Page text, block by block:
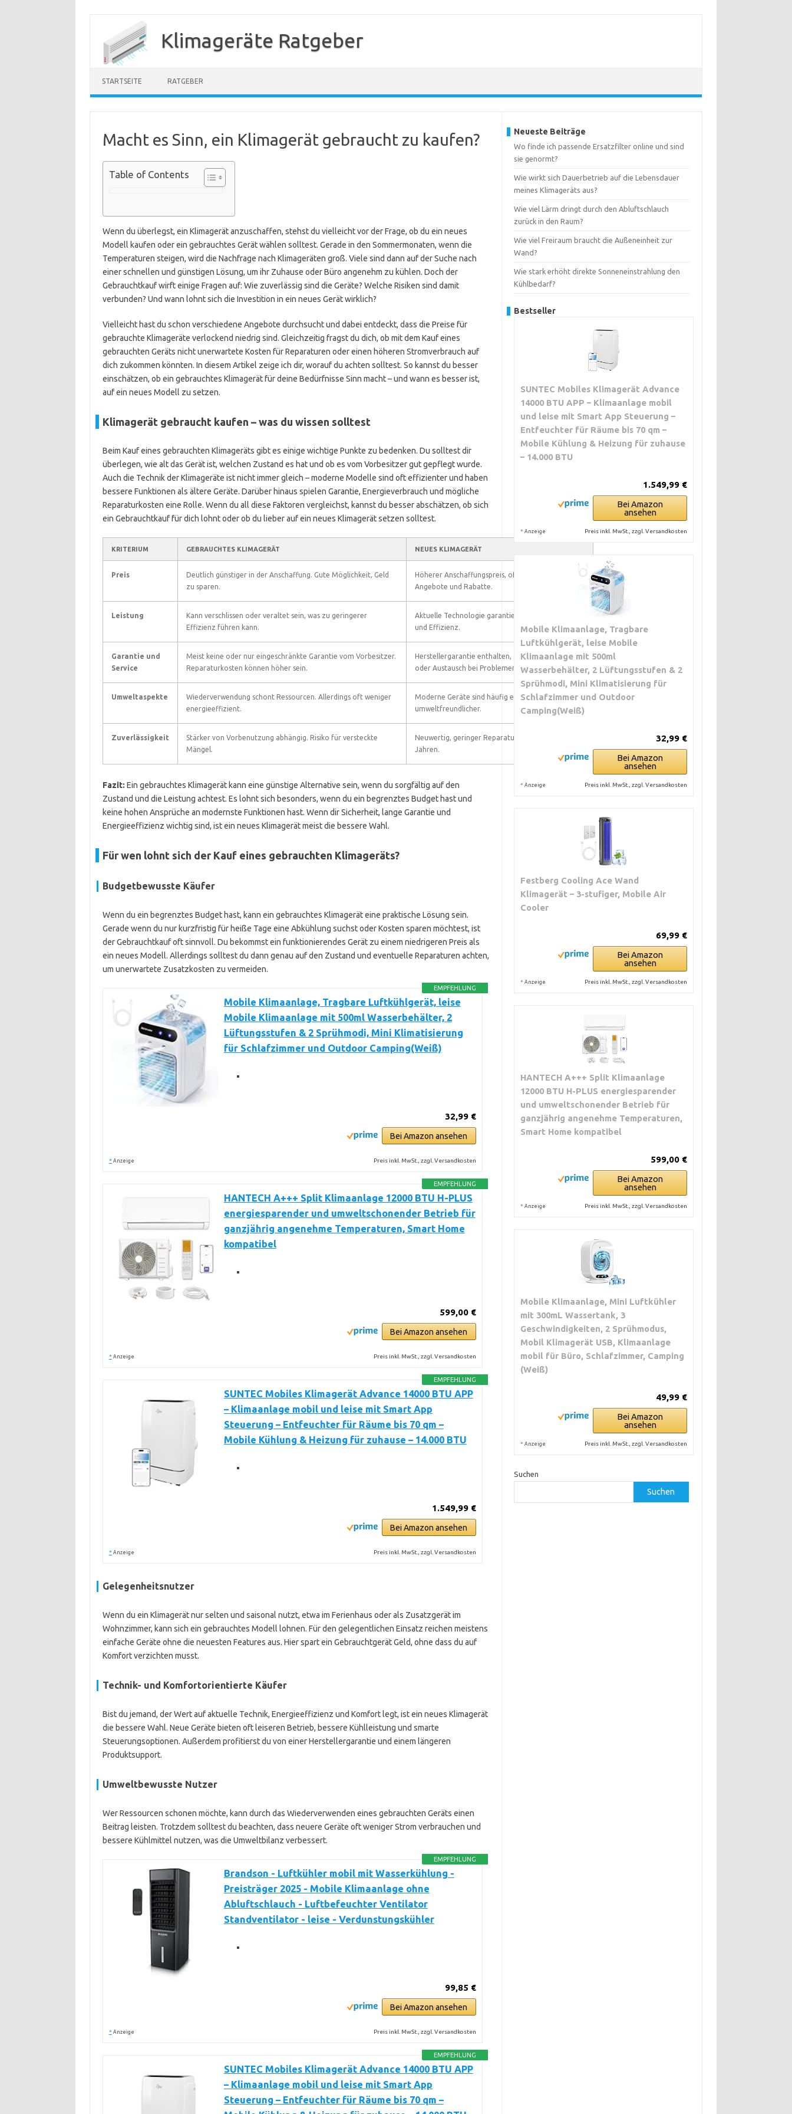
Klimageräte Ratgeber
STARTSEITE RATGEBER
Macht es Sinn, ein Klimagerät gebraucht zu kaufen?
Table of Contents
Wenn du überlegst, ein Klimagerät anzuschaffen, stehst du vielleicht vor der Frage, ob du ein neues
Modell kaufen oder ein gebrauchtes Gerät wählen solltest. Gerade in den Sommermonaten, wenn die
Temperaturen steigen, wird die Nachfrage nach Klimageräten groß. Viele sind dann auf der Suche nach
einer schnellen und günstigen Lösung, um ihr Zuhause oder Büro angenehm zu kühlen. Doch der
Gebrauchtkauf wirft einige Fragen auf: Wie zuverlässig sind die Geräte? Welche Risiken sind damit
verbunden? Und wann lohnt sich die Investition in ein neues Gerät wirklich?
Vielleicht hast du schon verschiedene Angebote durchsucht und dabei entdeckt, dass die Preise für
gebrauchte Klimageräte verlockend niedrig sind. Gleichzeitig fragst du dich, ob mit dem Kauf eines
gebrauchten Geräts nicht unerwartete Kosten für Reparaturen oder einen höheren Stromverbrauch auf
dich zukommen könnten. In diesem Artikel zeige ich dir, worauf du achten solltest. So kannst du besser
einschätzen, ob ein gebrauchtes Klimagerät für deine Bedürfnisse Sinn macht – und wann es besser ist,
auf ein neues Modell zu setzen.
Klimagerät gebraucht kaufen – was du wissen solltest
Beim Kauf eines gebrauchten Klimageräts gibt es einige wichtige Punkte zu bedenken. Du solltest dir
überlegen, wie alt das Gerät ist, welchen Zustand es hat und ob es vom Vorbesitzer gut gepflegt wurde.
Auch die Technik der Klimageräte ist nicht immer gleich – moderne Modelle sind oft effizienter und haben
bessere Funktionen als ältere Geräte. Darüber hinaus spielen Garantie, Energieverbrauch und mögliche
Reparaturkosten eine Rolle. Wenn du all diese Faktoren vergleichst, kannst du besser abschätzen, ob sich
ein Gebrauchtkauf für dich lohnt oder ob du lieber auf ein neues Klimagerät setzen solltest.
KRITERIUM GEBRAUCHTES KLIMAGERÄT NEUES KLIMAGERÄT
Preis
Deutlich günstiger in der Anschaffung. Gute Möglichkeit, Geld
zu sparen.
Höherer Anschaffungspreis, oft jedoch aktuelle
Angebote und Rabatte.
Leistung
Kann verschlissen oder veraltet sein, was zu geringerer
Effizienz führen kann.
Aktuelle Technologie garantiert optimale Leistung
und Effizienz.
Garantie und
Service
Meist keine oder nur eingeschränkte Garantie vom Vorbesitzer.
Reparaturkosten können höher sein.
Herstellergarantie enthalten, oft Vor-Ort-Service
oder Austausch bei Problemen.
Umweltaspekte
Wiederverwendung schont Ressourcen. Allerdings oft weniger
energieeffizient.
Moderne Geräte sind häufig energieeffizienter und
umweltfreundlicher.
Zuverlässigkeit
Stärker von Vorbenutzung abhängig. Risiko für versteckte
Mängel.
Neuwertig, geringer Reparaturbedarf in den ersten
Jahren.
Fazit: Ein gebrauchtes Klimagerät kann eine günstige Alternative sein, wenn du sorgfältig auf den
Zustand und die Leistung achtest. Es lohnt sich besonders, wenn du ein begrenztes Budget hast und
keine hohen Ansprüche an modernste Funktionen hast. Wenn dir Sicherheit, lange Garantie und
Energieeffizienz wichtig sind, ist ein neues Klimagerät meist die bessere Wahl.
Für wen lohnt sich der Kauf eines gebrauchten Klimageräts?
Budgetbewusste Käufer
Wenn du ein begrenztes Budget hast, kann ein gebrauchtes Klimagerät eine praktische Lösung sein.
Gerade wenn du nur kurzfristig für heiße Tage eine Abkühlung suchst oder Kosten sparen möchtest, ist
der Gebrauchtkauf oft sinnvoll. Du bekommst ein funktionierendes Gerät zu einem niedrigeren Preis als
ein neues Modell. Allerdings solltest du dann genau auf den Zustand und eventuelle Reparaturen achten,
um unerwartete Zusatzkosten zu vermeiden.
EMPFEHLUNG
Mobile Klimaanlage, Tragbare Luftkühlgerät, leise
Mobile Klimaanlage mit 500ml Wasserbehälter, 2
Lüftungsstufen & 2 Sprühmodi, Mini Klimatisierung
für Schlafzimmer und Outdoor Camping(Weiß)
32,99 €
Bei Amazon ansehen
* Anzeige Preis inkl. MwSt., zzgl. Versandkosten
EMPFEHLUNG
HANTECH A+++ Split Klimaanlage 12000 BTU H-PLUS
energiesparender und umweltschonender Betrieb für
ganzjährig angenehme Temperaturen, Smart Home
kompatibel
599,00 €
Bei Amazon ansehen
* Anzeige Preis inkl. MwSt., zzgl. Versandkosten
EMPFEHLUNG
SUNTEC Mobiles Klimagerät Advance 14000 BTU APP
– Klimaanlage mobil und leise mit Smart App
Steuerung – Entfeuchter für Räume bis 70 qm –
Mobile Kühlung & Heizung für zuhause – 14.000 BTU
1.549,99 €
Bei Amazon ansehen
* Anzeige Preis inkl. MwSt., zzgl. Versandkosten
Gelegenheitsnutzer
Wenn du ein Klimagerät nur selten und saisonal nutzt, etwa im Ferienhaus oder als Zusatzgerät im
Wohnzimmer, kann sich ein gebrauchtes Modell lohnen. Für den gelegentlichen Einsatz reichen meistens
einfache Geräte ohne die neuesten Features aus. Hier spart ein Gebrauchtgerät Geld, ohne dass du auf
Komfort verzichten musst.
Technik- und Komfortorientierte Käufer
Bist du jemand, der Wert auf aktuelle Technik, Energieeffizienz und Komfort legt, ist ein neues Klimagerät
die bessere Wahl. Neue Geräte bieten oft leiseren Betrieb, bessere Kühlleistung und smarte
Steuerungsoptionen. Außerdem profitierst du von einer Herstellergarantie und einem längeren
Produktsupport.
Umweltbewusste Nutzer
Wer Ressourcen schonen möchte, kann durch das Wiederverwenden eines gebrauchten Geräts einen
Beitrag leisten. Trotzdem solltest du beachten, dass neuere Geräte oft weniger Strom verbrauchen und
bessere Kühlmittel nutzen, was die Umweltbilanz verbessert.
EMPFEHLUNG
Brandson - Luftkühler mobil mit Wasserkühlung -
Preisträger 2025 - Mobile Klimaanlage ohne
Abluftschlauch - Luftbefeuchter Ventilator
Standventilator - leise - Verdunstungskühler
99,85 €
Bei Amazon ansehen
* Anzeige Preis inkl. MwSt., zzgl. Versandkosten
EMPFEHLUNG
SUNTEC Mobiles Klimagerät Advance 14000 BTU APP
– Klimaanlage mobil und leise mit Smart App
Steuerung – Entfeuchter für Räume bis 70 qm –
Neueste Beiträge
Wo finde ich passende Ersatzfilter online und sind
sie genormt?
Wie wirkt sich Dauerbetrieb auf die Lebensdauer
meines Klimageräts aus?
Wie viel Lärm dringt durch den Abluftschlauch
zurück in den Raum?
Wie viel Freiraum braucht die Außeneinheit zur
Wand?
Wie stark erhöht direkte Sonneneinstrahlung den
Kühlbedarf?
Bestseller
SUNTEC Mobiles Klimagerät Advance
14000 BTU APP – Klimaanlage mobil
und leise mit Smart App Steuerung –
Entfeuchter für Räume bis 70 qm –
Mobile Kühlung & Heizung für zuhause
– 14.000 BTU
1.549,99 €
Bei Amazon
ansehen
* Anzeige Preis inkl. MwSt., zzgl. Versandkosten
Mobile Klimaanlage, Tragbare
Luftkühlgerät, leise Mobile
Klimaanlage mit 500ml
Wasserbehälter, 2 Lüftungsstufen & 2
Sprühmodi, Mini Klimatisierung für
Schlafzimmer und Outdoor
Camping(Weiß)
32,99 €
Bei Amazon
ansehen
* Anzeige Preis inkl. MwSt., zzgl. Versandkosten
Festberg Cooling Ace Wand
Klimagerät – 3-stufiger, Mobile Air
Cooler
69,99 €
Bei Amazon
ansehen
* Anzeige Preis inkl. MwSt., zzgl. Versandkosten
HANTECH A+++ Split Klimaanlage
12000 BTU H-PLUS energiesparender
und umweltschonender Betrieb für
ganzjährig angenehme Temperaturen,
Smart Home kompatibel
599,00 €
Bei Amazon
ansehen
* Anzeige Preis inkl. MwSt., zzgl. Versandkosten
Mobile Klimaanlage, Mini Luftkühler
mit 300mL Wassertank, 3
Geschwindigkeiten, 2 Sprühmodus,
Mobil Klimagerät USB, Klimaanlage
mobil für Büro, Schlafzimmer, Camping
(Weiß)
49,99 €
Bei Amazon
ansehen
* Anzeige Preis inkl. MwSt., zzgl. Versandkosten
Suchen
Suchen